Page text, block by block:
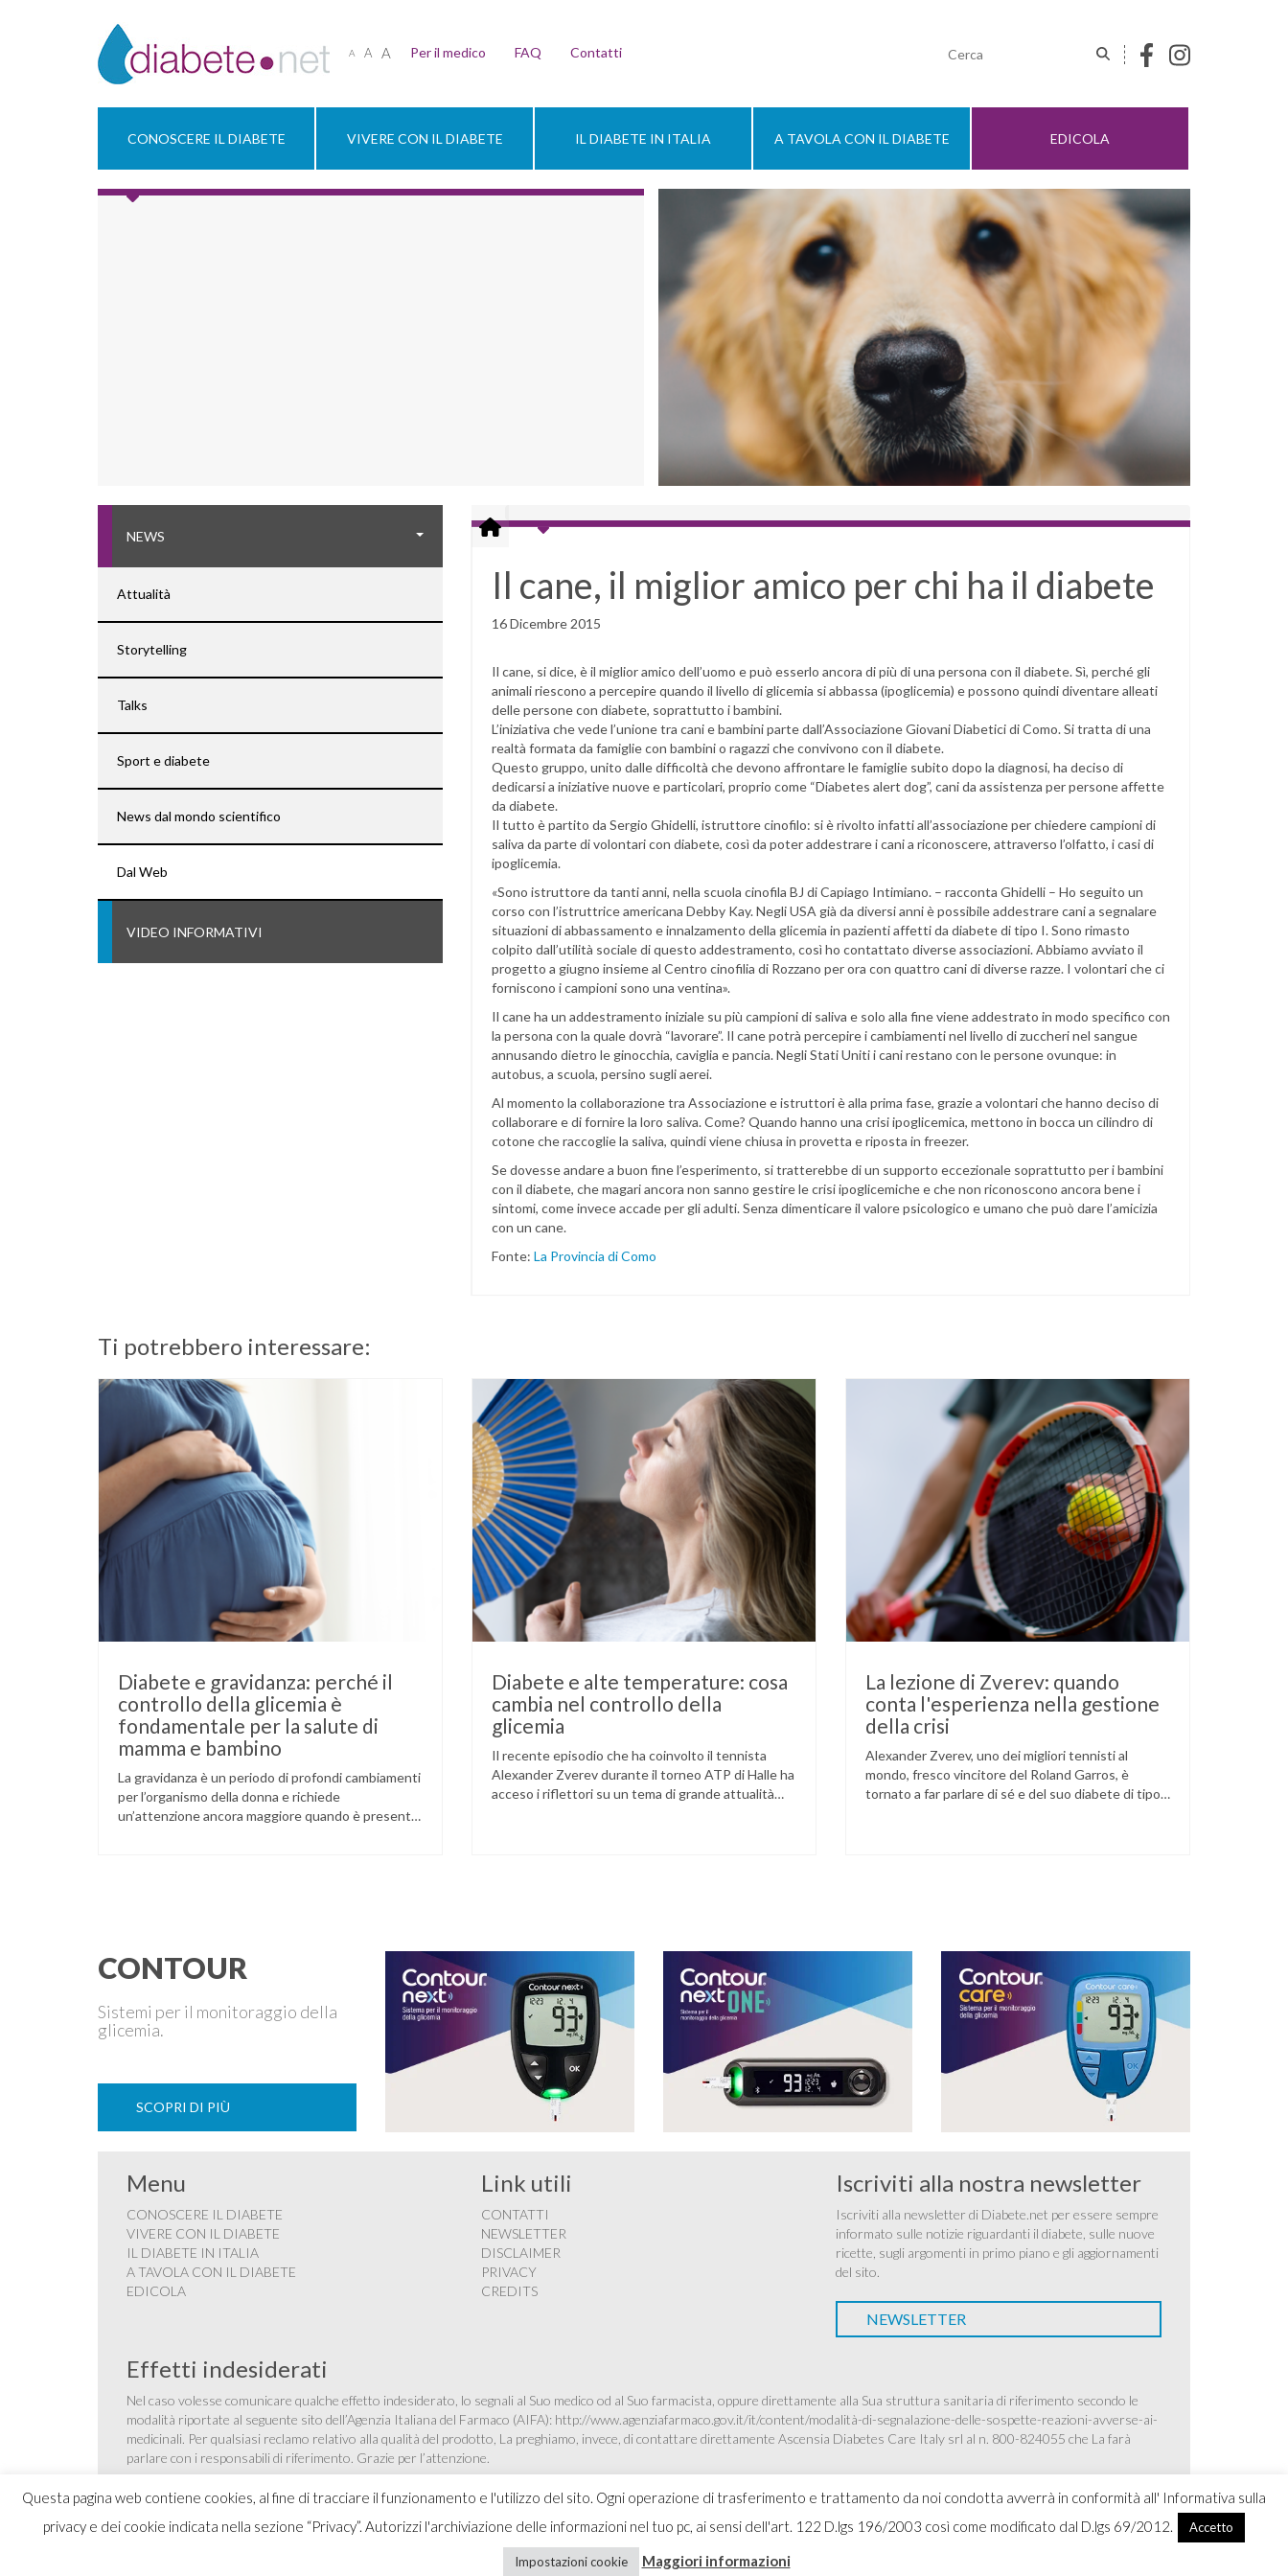
A A A Per il medico FAQ Contatti
CONOSCERE IL DIABETE VIVERE CON IL DIABETE IL DIABETE IN ITALIA A TAVOLA CON IL DIABETE EDICOLA
NEWS
Attualità
Storytelling
Talks
Sport e diabete
News dal mondo scientifico
Dal Web
VIDEO INFORMATIVI
Il cane, il miglior amico per chi ha il diabete
16 Dicembre 2015
Il cane, si dice, è il miglior amico dell’uomo e può esserlo ancora di più di una persona con il diabete. Sì, perché gli
animali riescono a percepire quando il livello di glicemia si abbassa (ipoglicemia) e possono quindi diventare alleati
delle persone con diabete, soprattutto i bambini.
L’iniziativa che vede l’unione tra cani e bambini parte dall’Associazione Giovani Diabetici di Como. Si tratta di una
realtà formata da famiglie con bambini o ragazzi che convivono con il diabete.
Questo gruppo, unito dalle difficoltà che devono affrontare le famiglie subito dopo la diagnosi, ha deciso di
dedicarsi a iniziative nuove e particolari, proprio come “Diabetes alert dog”, cani da assistenza per persone affette
da diabete.
Il tutto è partito da Sergio Ghidelli, istruttore cinofilo: si è rivolto infatti all’associazione per chiedere campioni di
saliva da parte di volontari con diabete, così da poter addestrare i cani a riconoscere, attraverso l’olfatto, i casi di
ipoglicemia.
«Sono istruttore da tanti anni, nella scuola cinofila BJ di Capiago Intimiano. – racconta Ghidelli – Ho seguito un
corso con l’istruttrice americana Debby Kay. Negli USA già da diversi anni è possibile addestrare cani a segnalare
situazioni di abbassamento e innalzamento della glicemia in pazienti affetti da diabete di tipo I. Sono rimasto
colpito dall’utilità sociale di questo addestramento, così ho contattato diverse associazioni. Abbiamo avviato il
progetto a giugno insieme al Centro cinofilia di Rozzano per ora con quattro cani di diverse razze. I volontari che ci
forniscono i campioni sono una ventina».
Il cane ha un addestramento iniziale su più campioni di saliva e solo alla fine viene addestrato in modo specifico con
la persona con la quale dovrà “lavorare”. Il cane potrà percepire i cambiamenti nel livello di zuccheri nel sangue
annusando dietro le ginocchia, caviglia e pancia. Negli Stati Uniti i cani restano con le persone ovunque: in
autobus, a scuola, persino sugli aerei.
Al momento la collaborazione tra Associazione e istruttori è alla prima fase, grazie a volontari che hanno deciso di
collaborare e di fornire la loro saliva. Come? Quando hanno una crisi ipoglicemica, mettono in bocca un cilindro di
cotone che raccoglie la saliva, quindi viene chiusa in provetta e riposta in freezer.
Se dovesse andare a buon fine l’esperimento, si tratterebbe di un supporto eccezionale soprattutto per i bambini
con il diabete, che magari ancora non sanno gestire le crisi ipoglicemiche e che non riconoscono ancora bene i
sintomi, come invece accade per gli adulti. Senza dimenticare il valore psicologico e umano che può dare l’amicizia
con un cane.
Fonte: La Provincia di Como
Ti potrebbero interessare:
Diabete e gravidanza: perché il
controllo della glicemia è
fondamentale per la salute di
mamma e bambino
La gravidanza è un periodo di profondi cambiamenti
per l’organismo della donna e richiede
un’attenzione ancora maggiore quando è presente
Diabete e alte temperature: cosa
cambia nel controllo della
glicemia
Il recente episodio che ha coinvolto il tennista
Alexander Zverev durante il torneo ATP di Halle ha
acceso i riflettori su un tema di grande attualità
La lezione di Zverev: quando
conta l'esperienza nella gestione
della crisi
Alexander Zverev, uno dei migliori tennisti al
mondo, fresco vincitore del Roland Garros, è
tornato a far parlare di sé e del suo diabete di tipo
CONTOUR
Sistemi per il monitoraggio della
glicemia.
SCOPRI DI PIÙ
Questa pagina web contiene cookies, al fine di tracciare il funzionamento e l'utilizzo del sito. Ogni operazione di trasferimento e trattamento da noi condotta avverrà in conformità all' Informativa sulla
privacy e dei cookie indicata nella sezione “Privacy”. Autorizzi l'archiviazione delle informazioni nel tuo pc, ai sensi dell'art. 122 D.lgs 196/2003 così come modificato dal D.lgs 69/2012.
Accetto
Impostazioni cookie Maggiori informazioni
Menu
CONOSCERE IL DIABETE
VIVERE CON IL DIABETE
IL DIABETE IN ITALIA
A TAVOLA CON IL DIABETE
EDICOLA
Link utili
CONTATTI
NEWSLETTER
DISCLAIMER
PRIVACY
CREDITS
Iscriviti alla nostra newsletter
Iscriviti alla newsletter di Diabete.net per essere sempre
informato sulle notizie riguardanti il diabete, sulle nuove
ricette, sugli argomenti in primo piano e gli aggiornamenti
del sito.
NEWSLETTER
Effetti indesiderati
Nel caso volesse comunicare qualche effetto indesiderato, lo segnali al Suo medico od al Suo farmacista, oppure direttamente alla Sua struttura sanitaria di riferimento secondo le
modalità riportate al seguente sito dell’Agenzia Italiana del Farmaco (AIFA): http://www.agenziafarmaco.gov.it/it/content/modalità-di-segnalazione-delle-sospette-reazioni-avverse-ai-
medicinali. Per qualsiasi reclamo relativo alla qualità del prodotto, La preghiamo, invece, di contattare direttamente Ascensia Diabetes Care Italy srl al n. 800-824055 che La farà
parlare con i responsabili di riferimento. Grazie per l’attenzione.